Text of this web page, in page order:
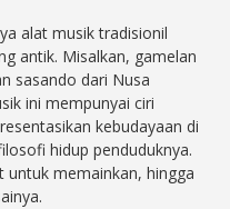
alat musik tradisionil
antik. Misalkan, gamelan
sasando dari Nusa
ini mempunyai ciri
kebudayaan di
hidup penduduknya.
untuk memainkan, hingga